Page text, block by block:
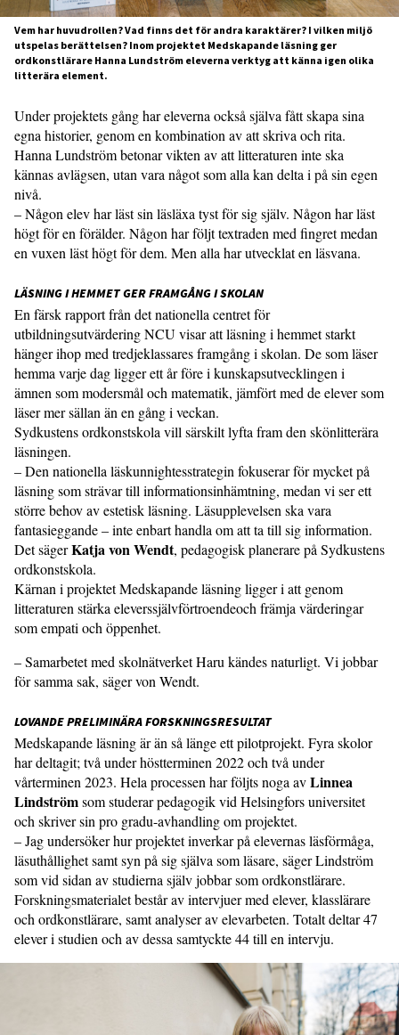
Vem har huvudrollen? Vad finns det för andra karaktärer? I vilken miljö
utspelas berättelsen? Inom projektet Medskapande läsning ger
ordkonstlärare Hanna Lundström eleverna verktyg att känna igen olika
litterära element.
Under projektets gång har eleverna också själva fått skapa sina
egna historier, genom en kombination av att skriva och rita.
Hanna Lundström betonar vikten av att litteraturen inte ska
kännas avlägsen, utan vara något som alla kan delta i på sin egen
nivå.
– Någon elev har läst sin läsläxa tyst för sig själv. Någon har läst
högt för en förälder. Någon har följt textraden med fingret medan
en vuxen läst högt för dem. Men alla har utvecklat en läsvana.
LÄSNING I HEMMET GER FRAMGÅNG I SKOLAN
En färsk rapport från det nationella centret för
utbildningsutvärdering NCU visar att läsning i hemmet starkt
hänger ihop med tredjeklassares framgång i skolan. De som läser
hemma varje dag ligger ett år före i kunskapsutvecklingen i
ämnen som modersmål och matematik, jämfört med de elever som
läser mer sällan än en gång i veckan.
Sydkustens ordkonstskola vill särskilt lyfta fram den skönlitterära
läsningen.
– Den nationella läskunnightesstrategin fokuserar för mycket på
läsning som strävar till informationsinhämtning, medan vi ser ett
större behov av estetisk läsning. Läsupplevelsen ska vara
fantasieggande – inte enbart handla om att ta till sig information.
Det sägerKatja von Wendt, pedagogisk planerare på Sydkustens
ordkonstskola.
Kärnan i projektet Medskapande läsning ligger i att genom
litteraturen stärka eleverssjälvförtroendeoch främja värderingar
som empati och öppenhet.
– Samarbetet med skolnätverket Haru kändes naturligt. Vi jobbar
för samma sak, säger von Wendt.
LOVANDE PRELIMINÄRA FORSKNINGSRESULTAT
Medskapande läsning är än så länge ett pilotprojekt. Fyra skolor
har deltagit; två under höstterminen 2022 och två under
vårterminen 2023. Hela processen har följts noga avLinnea
Lindströmsom studerar pedagogik vid Helsingfors universitet
och skriver sin pro gradu-avhandling om projektet.
– Jag undersöker hur projektet inverkar på elevernas läsförmåga,
läsuthållighet samt syn på sig själva som läsare, säger Lindström
som vid sidan av studierna själv jobbar som ordkonstlärare.
Forskningsmaterialet består av intervjuer med elever, klasslärare
och ordkonstlärare, samt analyser av elevarbeten. Totalt deltar 47
elever i studien och av dessa samtyckte 44 till en intervju.